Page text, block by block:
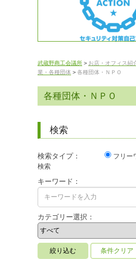
武蔵野商工会議所 > お店・オフィス紹
業・各種団体 > 各種団体・ＮＰＯ
各種団体・ＮＰＯ
検索
検索タイプ： フリー
検索
キーワード：
カテゴリー選択：
条件クリア